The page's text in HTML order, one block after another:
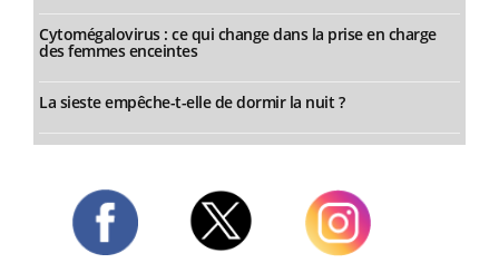
Cytomégalovirus : ce qui change dans la prise en charge
des femmes enceintes
La sieste empêche-t-elle de dormir la nuit ?